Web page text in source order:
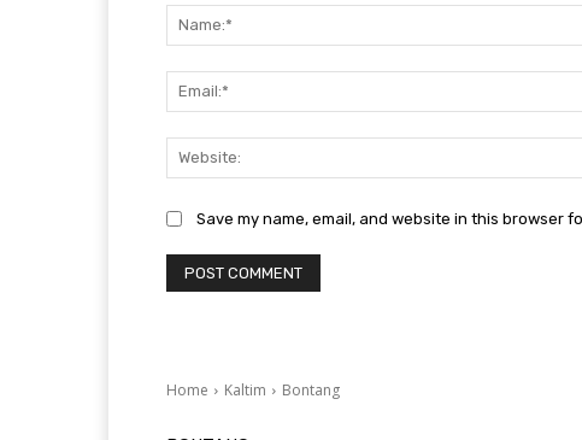
Save my name, email, and website in this browser